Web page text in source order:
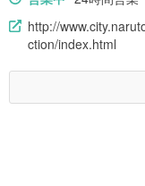
http://
ction/index.html